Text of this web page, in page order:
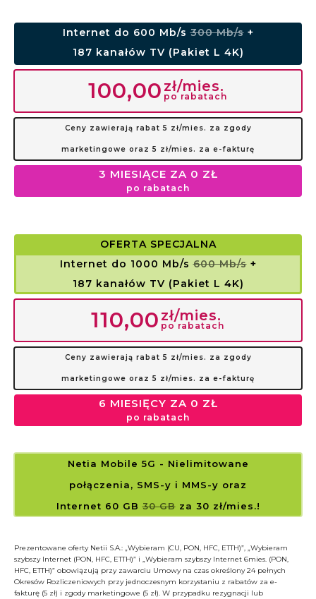
Internet do 600 Mb/s300 Mb/s+
187 kanałów TV (Pakiet L 4K)
100,00 zł/mies.
po rabatach
Ceny zawierają rabat 5 zł/mies. za zgody
marketingowe oraz 5 zł/mies. za e-fakturę
3 MIESIĄCE ZA 0 ZŁ
po rabatach
OFERTA SPECJALNA
Internet do 1000 Mb/s600 Mb/s+
187 kanałów TV (Pakiet L 4K)
110,00 zł/mies.
po rabatach
Ceny zawierają rabat 5 zł/mies. za zgody
marketingowe oraz 5 zł/mies. za e-fakturę
6 MIESIĘCY ZA 0 ZŁ
po rabatach
Netia Mobile 5G - Nielimitowane
połączenia, SMS-y i MMS-y oraz
Internet 60 GB30 GBza 30 zł/mies.!
Prezentowane oferty Netii S.A.: „Wybieram (CU, PON, HFC, ETTH)”, „Wybieram
szybszy Internet (PON, HFC, ETTH)” i „Wybieram szybszy Internet 6mies. (PON,
HFC, ETTH)” obowiązują przy zawarciu Umowy na czas określony 24 pełnych
Okresów Rozliczeniowych przy jednoczesnym korzystaniu z rabatów za e-
fakturę (5 zł) i zgody marketingowe (5 zł). W przypadku rezygnacji lub